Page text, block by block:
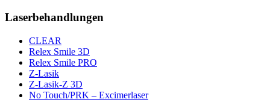
Laserbehandlungen
CLEAR
Relex Smile 3D
Relex Smile PRO
Z-Lasik
Z-Lasik-Z 3D
No Touch/PRK – Excimerlaser